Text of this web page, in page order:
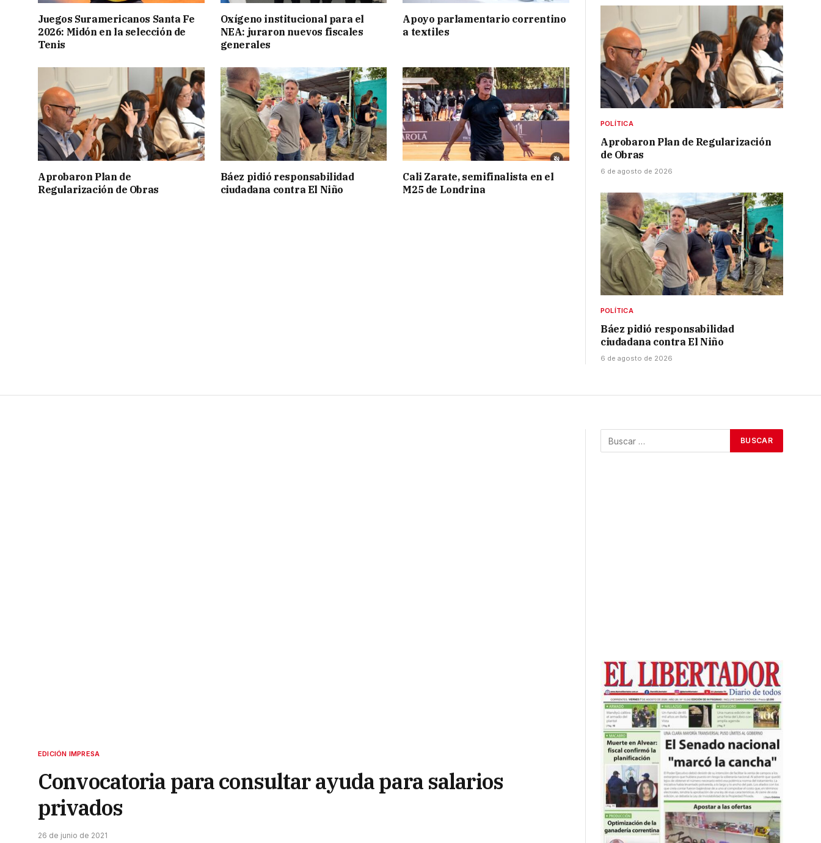
Juegos Suramericanos Santa Fe
2026: Midón en la selección de
Tenis
Oxígeno institucional para el
NEA: juraron nuevos fiscales
generales
Apoyo parlamentario correntino
a textiles
Aprobaron Plan de
Regularización de Obras
Báez pidió responsabilidad
ciudadana contra El Niño
Cali Zarate, semifinalista en el
M25 de Londrina
POLÍTICA
Aprobaron Plan de Regularización
de Obras
6 de agosto de 2026
POLÍTICA
Báez pidió responsabilidad
ciudadana contra El Niño
6 de agosto de 2026
EDICIÓN IMPRESA
Convocatoria para consultar ayuda para salarios
privados
26 de junio de 2021